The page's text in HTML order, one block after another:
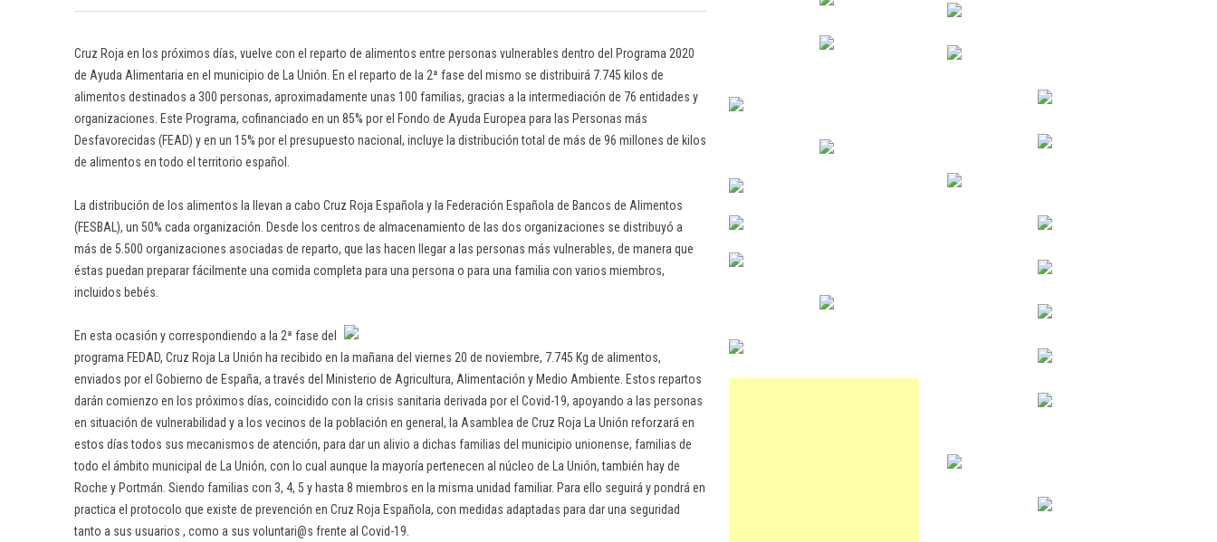
Cruz Roja en los próximos días, vuelve con el reparto de alimentos entre personas vulnerables dentro del Programa 2020
de Ayuda Alimentaria en el municipio de La Unión. En el reparto de la 2ª fase del mismo se distribuirá 7.745 kilos de
alimentos destinados a 300 personas, aproximadamente unas 100 familias, gracias a la intermediación de 76 entidades y
organizaciones. Este Programa, cofinanciado en un 85% por el Fondo de Ayuda Europea para las Personas más
Desfavorecidas (FEAD) y en un 15% por el presupuesto nacional, incluye la distribución total de más de 96 millones de kilos
de alimentos en todo el territorio español.
La distribución de los alimentos la llevan a cabo Cruz Roja Española y la Federación Española de Bancos de Alimentos
(FESBAL), un 50% cada organización. Desde los centros de almacenamiento de las dos organizaciones se distribuyó a
más de 5.500 organizaciones asociadas de reparto, que las hacen llegar a las personas más vulnerables, de manera que
éstas puedan preparar fácilmente una comida completa para una persona o para una familia con varios miembros,
incluidos bebés.
En esta ocasión y correspondiendo a la 2ª fase del
programa FEDAD, Cruz Roja La Unión ha recibido en la mañana del viernes 20 de noviembre, 7.745 Kg de alimentos,
enviados por el Gobierno de España, a través del Ministerio de Agricultura, Alimentación y Medio Ambiente. Estos repartos
darán comienzo en los próximos días, coincidido con la crisis sanitaria derivada por el Covid-19, apoyando a las personas
en situación de vulnerabilidad y a los vecinos de la población en general, la Asamblea de Cruz Roja La Unión reforzará en
estos días todos sus mecanismos de atención, para dar un alivio a dichas familias del municipio unionense, familias de
todo el ámbito municipal de La Unión, con lo cual aunque la mayoría pertenecen al núcleo de La Unión, también hay de
Roche y Portmán. Siendo familias con 3, 4, 5 y hasta 8 miembros en la misma unidad familiar. Para ello seguirá y pondrá en
practica el protocolo que existe de prevención en Cruz Roja Española, con medidas adaptadas para dar una seguridad
tanto a sus usuarios , como a sus voluntari@s frente al Covid-19.